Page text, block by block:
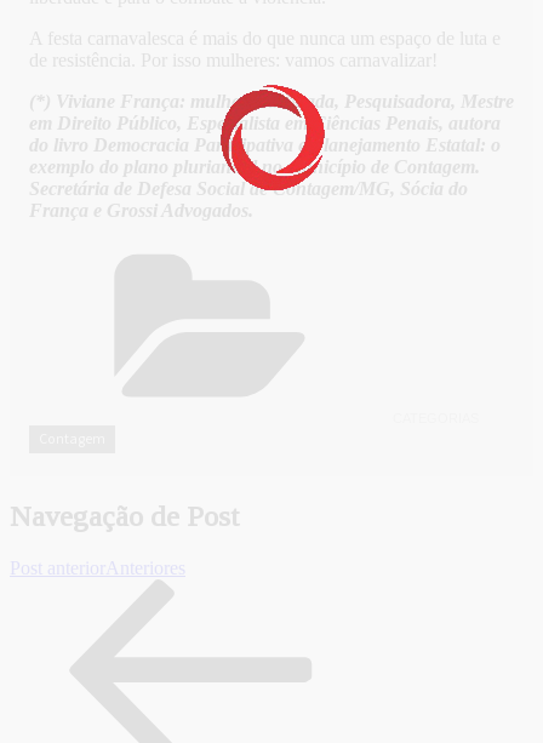
A festa carnavalesca é mais do que nunca um espaço de luta e
de resistência. Por isso mulheres: vamos carnavalizar!
(*) Viviane França: mulher, Advogada, Pesquisadora, Mestre
em Direito Público, Especialista em Ciências Penais, autora
do livro Democracia Participativa e Planejamento Estatal: o
exemplo do plano plurianual no município de Contagem.
Secretária de Defesa Social de Contagem/MG, Sócia do
França e Grossi Advogados.
Navegação de Post
Post anterior Anteriores